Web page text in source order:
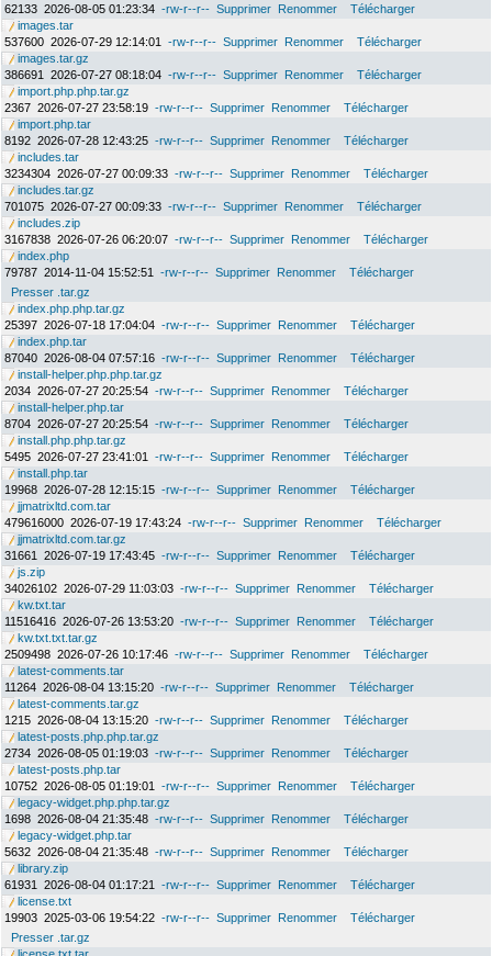
62133 2026-08-05 01:23:34 -rw-r--r-- Supprimer Renommer
Télécharger
images.tar
537600 2026-07-29 12:14:01 -rw-r--r-- Supprimer Renommer
Télécharger
images.tar.gz
386691
2026-07-27 08:18:04 -rw-r--r-- Supprimer Renommer
Télécharger
import.php.php.tar.gz
2367 2026-07-27 23:58:19 -rw-r--r-- Supprimer Renommer
Télécharger
import.php.tar
8192 2026-07-28 12:43:25 -rw-r--r-- Supprimer Renommer
Télécharger
includes.tar
3234304 2026-07-27 00:09:33 -rw-r--r-- Supprimer Renommer
Télécharger
includes.tar.gz
701075 2026-07-27 00:09:33 -rw-r--r-- Supprimer Renommer
Télécharger
includes.zip
3167838 2026-07-26 06:20:07 -rw-r--r-- Supprimer Renommer
Télécharger
index.php
79787 2014-11-04 15:52:51 -rw-r--r-- Supprimer Renommer
Télécharger
Presser .tar.gz
index.php.php.tar.gz
25397 2026-07-18 17:04:04 -rw-r--r-- Supprimer Renommer
Télécharger
index.php.tar
87040 2026-08-04 07:57:16 -rw-r--r-- Supprimer Renommer
Télécharger
install-helper.php.php.tar.gz
2034 2026-07-27 20:25:54 -rw-r--r-- Supprimer Renommer
Télécharger
install-helper.php.tar
8704 2026-07-27 20:25:54 -rw-r--r-- Supprimer Renommer
Télécharger
install.php.php.tar.gz
5495 2026-07-27 23:41:01 -rw-r--r-- Supprimer Renommer
Télécharger
install.php.tar
19968 2026-07-28 12:15:15 -rw-r--r-- Supprimer Renommer
Télécharger
jjmatrixltd.com.tar
479616000 2026-07-19 17:43:24 -rw-r--r-- Supprimer Renommer
Télécharger
jjmatrixltd.com.tar.gz
31661
2026-07-19 17:43:45 -rw-r--r-- Supprimer Renommer
Télécharger
js.zip
34026102 2026-07-29 11:03:03 -rw-r--r-- Supprimer Renommer
Télécharger
kw.txt.tar
11516416 2026-07-26 13:53:20 -rw-r--r-- Supprimer Renommer
Télécharger
kw.txt.txt.tar.gz
2509498 2026-07-26 10:17:46 -rw-r--r-- Supprimer Renommer
Télécharger
latest-comments.tar
11264 2026-08-04 13:15:20 -rw-r--r-- Supprimer Renommer
Télécharger
latest-comments.tar.gz
1215 2026-08-04 13:15:20 -rw-r--r-- Supprimer Renommer
Télécharger
latest-posts.php.php.tar.gz
2734 2026-08-05 01:19:03 -rw-r--r-- Supprimer Renommer
Télécharger
latest-posts.php.tar
10752 2026-08-05 01:19:01 -rw-r--r-- Supprimer Renommer
Télécharger
legacy-widget.php.php.tar.gz
1698 2026-08-04 21:35:48 -rw-r--r-- Supprimer Renommer
Télécharger
legacy-widget.php.tar
5632 2026-08-04 21:35:48 -rw-r--r-- Supprimer Renommer
Télécharger
library.zip
61931
2026-08-04 01:17:21 -rw-r--r-- Supprimer Renommer
Télécharger
license.txt
19903 2025-03-06 19:54:22 -rw-r--r-- Supprimer Renommer
Télécharger
Presser .tar.gz